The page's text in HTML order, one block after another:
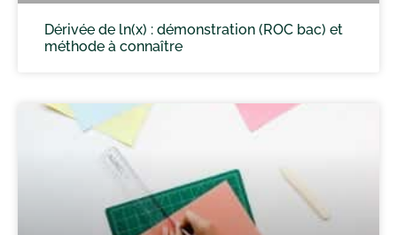
Dérivée de ln(x) : démonstration (ROC bac) et
méthode à connaître